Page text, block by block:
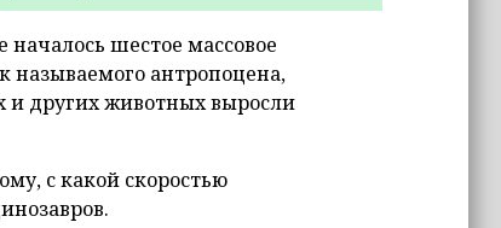
шестое массовое
называемого антропоцена,
других животных выросли
с какой скоростью